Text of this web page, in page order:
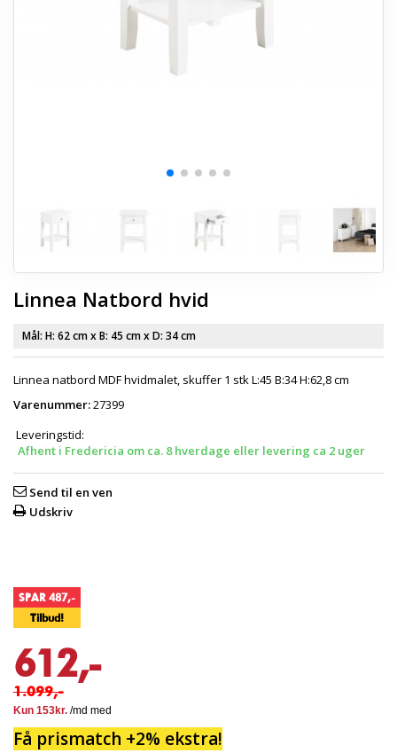
Linnea Natbord hvid
Mål: H: 62 cmx B: 45 cmx D: 34 cm
Linnea natbord MDF hvidmalet, skuffer 1 stk L:45 B:34 H:62,8 cm
Varenummer:27399
Leveringstid:
Afhent i Fredericia om ca. 8 hverdage eller levering ca 2 uger
Send til en ven
Udskriv
SPAR 487,-
Tilbud!
612,-
1.099,-
Få prismatch +2% ekstra!